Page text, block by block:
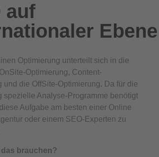
auf
Ebene
Optimierung unterteilt sich in die
Optimierung, Content-
und die OffSite-Optimierung. Da für die
spezielle Analyse-Programme benötigt
Aufgabe am besten einer Online
oder einem SEO-Experten zu
das brauchen?